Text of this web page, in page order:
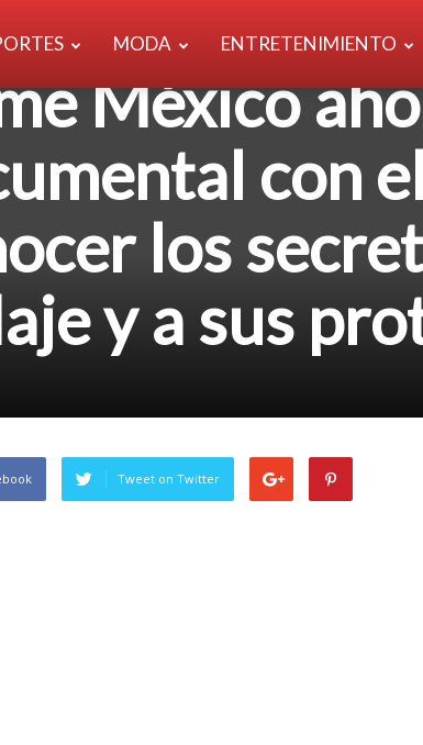
MODA ENTRETENIMIENTO
encantó
México
con
los
y a sus
Tweet on Twitter